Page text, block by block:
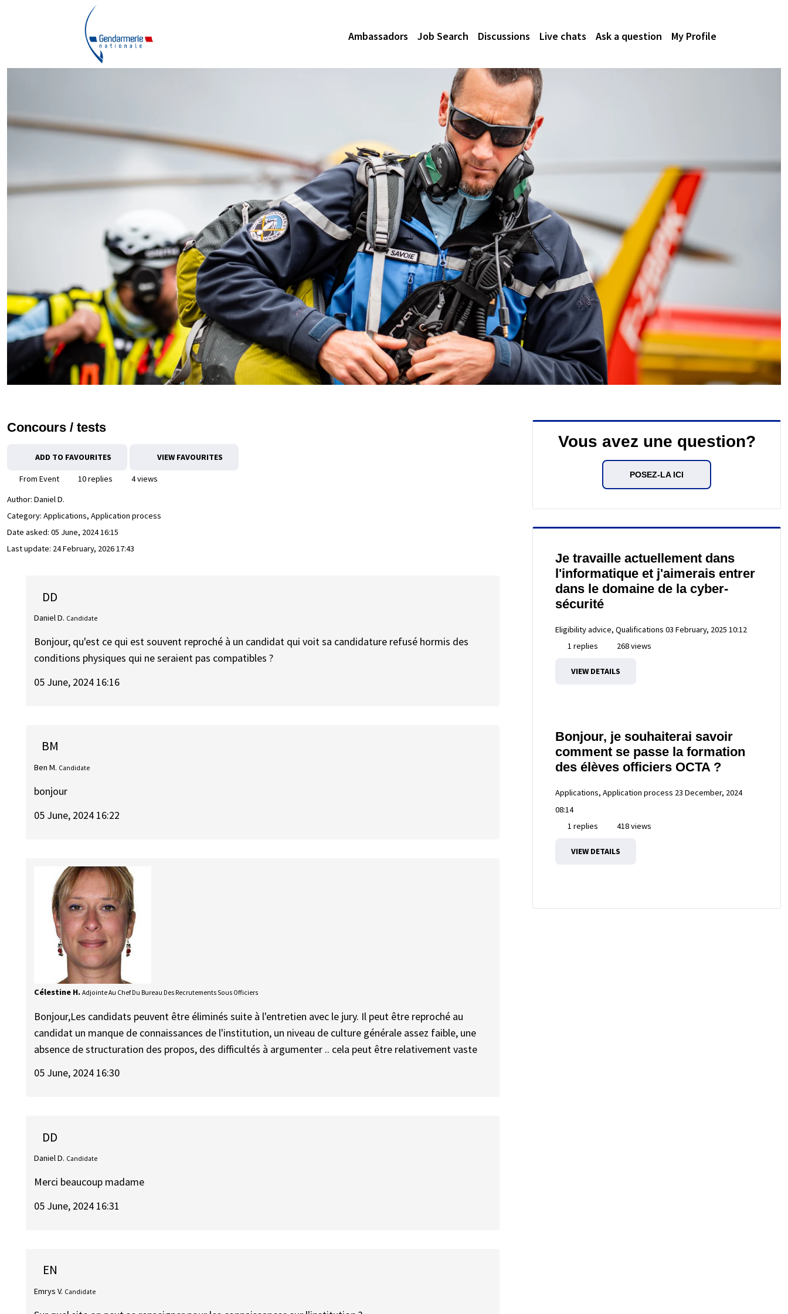
Ambassadors Job Search Discussions Live chats Ask a question My Profile
Concours / tests
ADD TO FAVOURITES VIEW FAVOURITES
From Event 10 replies
4 views
Author: Daniel D.
Category: Applications, Application process
Date asked: 05 June, 2024 16:15
Last update: 24 February, 2026 17:43
DD
Daniel D. Candidate
Bonjour, qu'est ce qui est souvent reproché à un candidat qui voit sa candidature refusé hormis des
conditions physiques qui ne seraient pas compatibles ?
05 June, 2024 16:16
BM
Ben M. Candidate
bonjour
05 June, 2024 16:22
Célestine H. Adjointe Au Chef Du Bureau Des Recrutements Sous Officiers
Bonjour,Les candidats peuvent être éliminés suite à l'entretien avec le jury. Il peut être reproché au
candidat un manque de connaissances de l'institution, un niveau de culture générale assez faible, une
absence de structuration des propos, des difficultés à argumenter .. cela peut être relativement vaste
05 June, 2024 16:30
DD
Daniel D. Candidate
Merci beaucoup madame
05 June, 2024 16:31
EN
Emrys V. Candidate
Vous avez une question?
POSEZ-LA ICI
Je travaille actuellement dans
l'informatique et j'aimerais entrer
dans le domaine de la cyber-
sécurité
Eligibility advice, Qualifications 03 February, 2025 10:12
1 replies
268 views
VIEW DETAILS
Bonjour, je souhaiterai savoir
comment se passe la formation
des élèves officiers OCTA ?
Applications, Application process 23 December, 2024
08:14
1 replies
418 views
VIEW DETAILS